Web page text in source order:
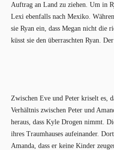
Auftrag an Land zu ziehen. Um in
Lexi ebenfalls nach Mexiko.
sie Ryan ein, dass Megan nicht
küsst sie den überraschten Ryan.
Zwischen Eve und Peter kriselt es,
Verhältnis zwischen Peter und
heraus, dass Kyle Drogen nimmt.
ihres Traumhauses aufeinander.
Amanda, dass er keine Kinder